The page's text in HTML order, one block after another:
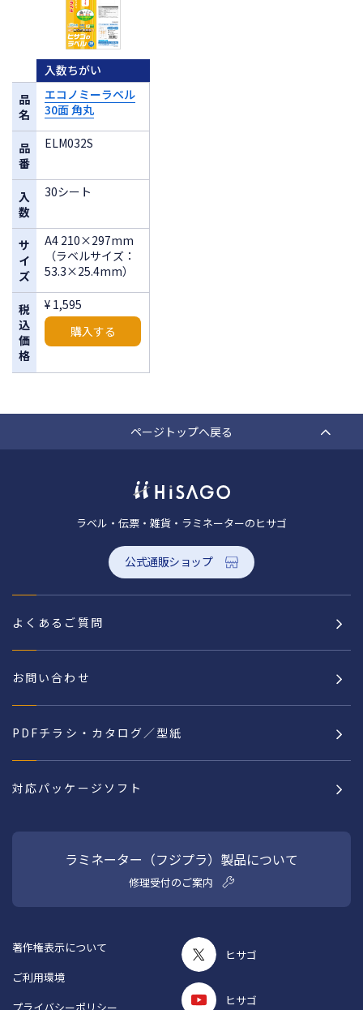
品
名
品
番
入
数
サ
イ
ズ
税
込
価
格
入数ちがい
エコノミーラベル
30面 角丸
ELM032S
30シート
A4 210×297mm
（ラベルサイズ：
53.3×25.4mm）
¥ 1,595
購入する
ページトップへ戻る
ラベル・伝票・雑貨・ラミネーターのヒサゴ
公式通販ショップ
よくあるご質問
お問い合わせ
PDFチラシ・カタログ／型紙
対応パッケージソフト
ラミネーター（フジプラ）製品について
修理受付のご案内
ヒサゴ
ヒサゴ
著作権表示について
ご利用環境